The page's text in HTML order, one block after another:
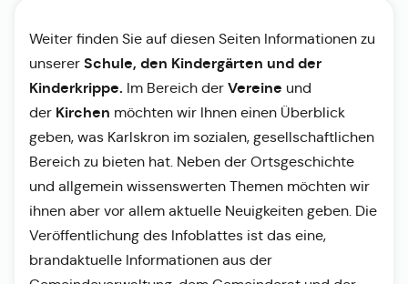
Weiter finden Sie auf diesen Seiten Informationen zu
unserer Schule, den Kindergärten und der
Kinderkrippe. Im Bereich der Vereine und
der Kirchen möchten wir Ihnen einen Überblick
geben, was Karlskron im sozialen, gesellschaftlichen
Bereich zu bieten hat. Neben der Ortsgeschichte
und allgemein wissenswerten Themen möchten wir
ihnen aber vor allem aktuelle Neuigkeiten geben. Die
Veröffentlichung des Infoblattes ist das eine,
brandaktuelle Informationen aus der